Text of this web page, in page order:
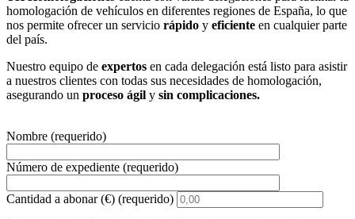
homologación de vehículos en diferentes regiones de España, lo que
nos permite ofrecer un servicio rápido y eficiente en cualquier parte
del país.
Nuestro equipo de expertos en cada delegación está listo para asistir
a nuestros clientes con todas sus necesidades de homologación,
asegurando un proceso ágil y sin complicaciones.
Nombre (requerido)
Número de expediente (requerido)
Cantidad a abonar (€) (requerido)